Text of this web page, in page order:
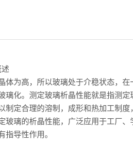
体为高，所以玻璃处于介稳状态，
璃化。测定玻璃析晶性能就是指测
制定合理的溶制，成形和热加工制
玻璃的析晶性能，广泛应用于工厂
指导性作用。